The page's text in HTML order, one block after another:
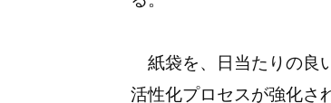
紙袋を、日当たりの良
活性化プロセスが強化さ